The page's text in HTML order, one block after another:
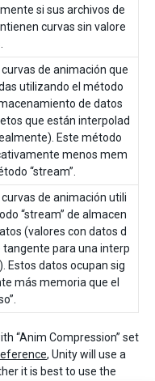
si sus archivos de
curvas sin valore
de animación que
utilizando el método
de datos
que están interpolad
Este método
menos mem
“stream”.
de animación utili
“stream” de almacen
(valores con datos d
tangente para una interp
Estos datos ocupan sig
más memoria que el
“Anim Compression” set
, Unity will use a
it is best to use the